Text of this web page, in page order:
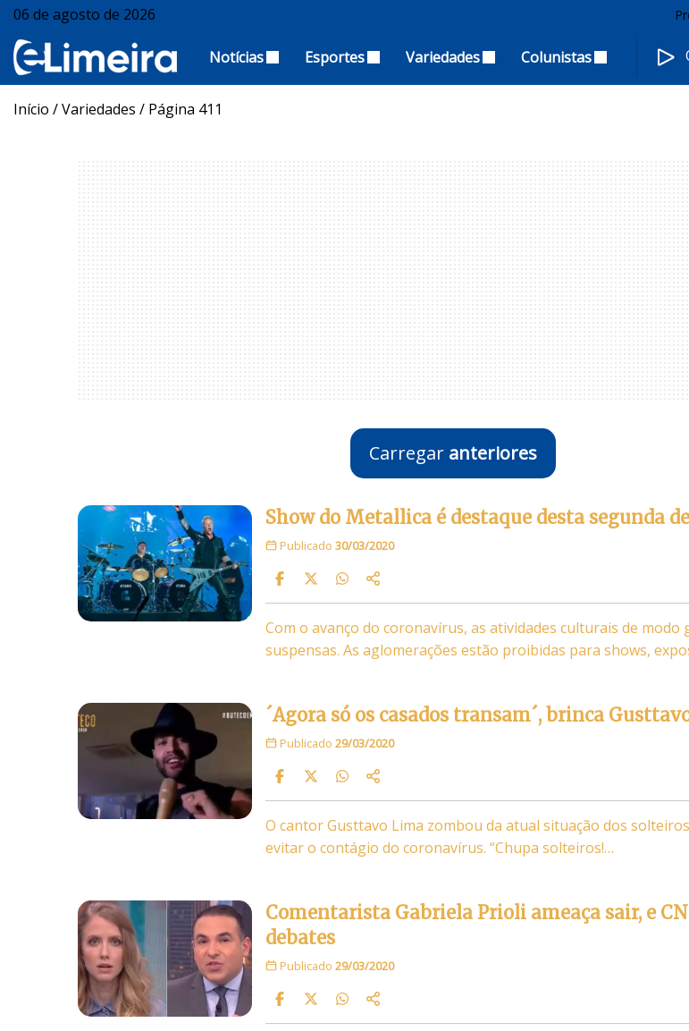
06 de agosto de 2026
Notícias Esportes Variedades Colunistas
Início /Variedades / Página 411
Carregar anteriores
Show do Metallica é destaque desta segunda
Publicado 30/03/2020
Com o avanço do coronavírus, as atividades culturais de modo
suspensas. As aglomerações estão proibidas para shows,
´Agora só os casados transam´, brinca
Publicado 29/03/2020
O cantor Gusttavo Lima zombou da atual situação dos
evitar o contágio do coronavírus. “Chupa solteiros!…
Comentarista Gabriela Prioli ameaça sair, e
debates
Publicado 29/03/2020